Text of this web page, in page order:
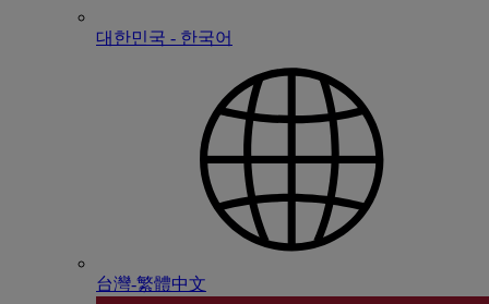
대한민국 - 한국어
台灣-繁體中文